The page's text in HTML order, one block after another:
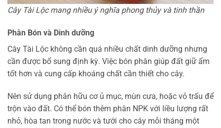
Cây Tài Lộc mang nhiều ý nghĩa phong thủy và tinh thần
Phân Bón và Dinh dưỡng
Cây Tài Lộc không cần quá nhiều chất dinh dưỡng nhưng
cần được bổ sung định kỳ. Việc bón phân giúp đất giữ ẩm
tốt hơn và cung cấp khoáng chất cần thiết cho cây.
Nên sử dụng phân hữu cơ ủ mục, mùn cưa, hoặc vỏ trấu để
trộn vào đất. Có thể bón thêm phân NPK với liều lượng rất
nhỏ, hòa tan trong nước và tưới cho cây mỗi tháng một